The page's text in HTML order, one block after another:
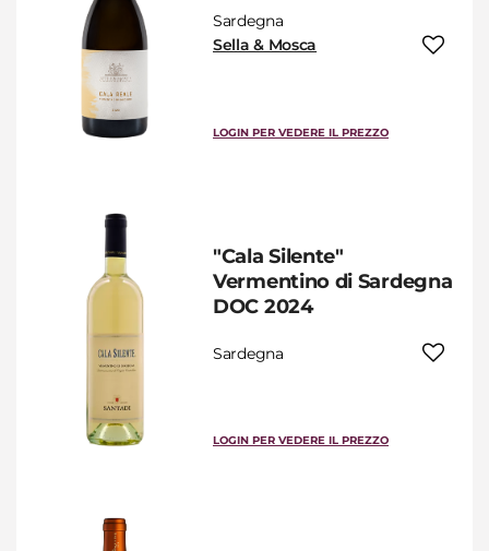
Sardegna
Sella & Mosca
LOGIN PER VEDERE IL PREZZO
"Cala Silente"
Vermentino di Sardegna
DOC 2024
Sardegna
LOGIN PER VEDERE IL PREZZO